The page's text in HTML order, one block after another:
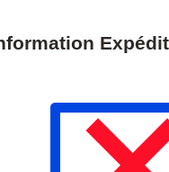
Les expéditions